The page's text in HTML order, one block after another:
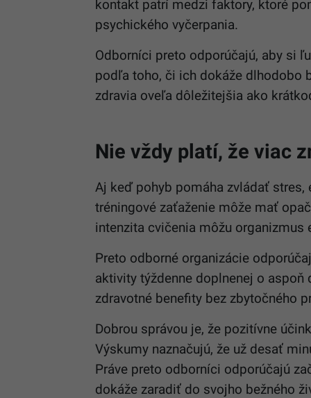
kontakt patrí medzi faktory, ktoré
psychického vyčerpania.
Odborníci preto odporúčajú, aby si
podľa toho, či ich dokáže dlhodobo
zdravia oveľa dôležitejšia ako
Nie vždy platí, že viac
Aj keď pohyb pomáha zvládať stres,
tréningové zaťaženie môže mať
intenzita cvičenia môžu organizmus
Preto odborné organizácie
aktivity týždenne doplnenej o
zdravotné benefity bez zbytočného
Dobrou správou je, že pozitívne
Výskumy naznačujú, že už desať
Práve preto odborníci odporúčajú
dokáže zaradiť do svojho bežného